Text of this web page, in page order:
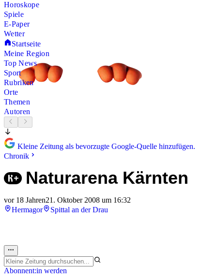
Horoskope
Spiele
E-Paper
Wetter
Startseite
Meine Region
Top News
Sport
Rubriken
Orte
Themen
Autoren
Kleine Zeitung als bevorzugte Google-Quelle hinzufügen.
Chronik
Naturarena Kärnten
vor 18 Jahren21. Oktober 2008 um 16:32
Hermagor
Spittal an der Drau
Abonnent:in werden